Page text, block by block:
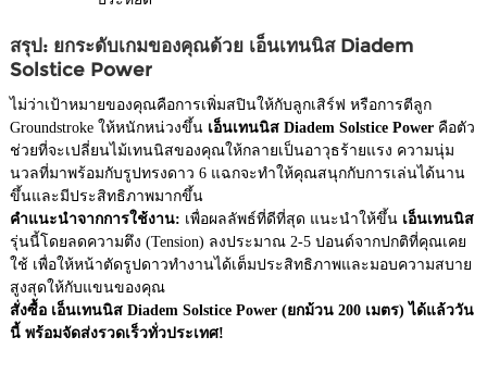
สรุป: ยกระดับเกมของคุณด้วย เอ็นเทนนิส Diadem
Solstice Power
ไม่ว่าเป้าหมายของคุณคือการเพิ่มสปินให้กับลูกเสิร์ฟ หรือการตีลูก
Groundstroke ให้หนักหน่วงขึ้น เอ็นเทนนิส Diadem Solstice Power คือตัว
ช่วยที่จะเปลี่ยนไม้เทนนิสของคุณให้กลายเป็นอาวุธร้ายแรง ความนุ่ม
นวลที่มาพร้อมกับรูปทรงดาว 6 แฉกจะทำให้คุณสนุกกับการเล่นได้นาน
ขึ้นและมีประสิทธิภาพมากขึ้น
คำแนะนำจากการใช้งาน: เพื่อผลลัพธ์ที่ดีที่สุด แนะนำให้ขึ้น เอ็นเทนนิส
รุ่นนี้โดยลดความตึง (Tension) ลงประมาณ 2-5 ปอนด์จากปกติที่คุณเคย
ใช้ เพื่อให้หน้าตัดรูปดาวทำงานได้เต็มประสิทธิภาพและมอบความสบาย
สูงสุดให้กับแขนของคุณ
สั่งซื้อ เอ็นเทนนิส Diadem Solstice Power (ยกม้วน 200 เมตร) ได้แล้ววัน
นี้ พร้อมจัดส่งรวดเร็วทั่วประเทศ!